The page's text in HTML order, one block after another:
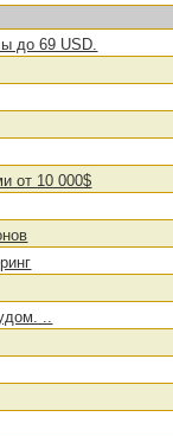
до 69 USD.
от 10 000$
..